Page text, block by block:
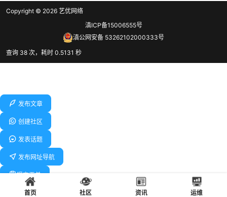
Copyright © 2026 艺优网络
滇ICP备15006555号
滇公网安备 53262102000333号
查询 38 次，耗时 0.5131 秒
首页 社区 资讯 运维
发布文章
创建社区
发表话题
发布网址导航
提交工单